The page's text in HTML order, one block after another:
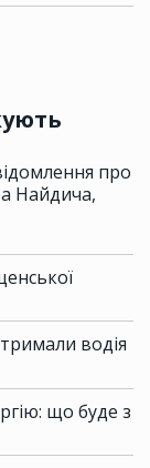
про
Найдича,
водія
що буде з